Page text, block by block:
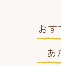
お
あ